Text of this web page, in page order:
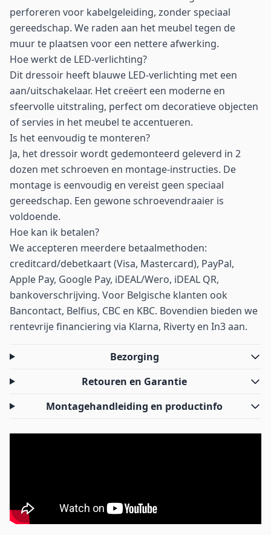
perforeren voor kabelgeleiding, zonder speciaal
gereedschap. We raden aan het meubel tegen de
muur te plaatsen voor een nettere afwerking.
Hoe werkt de LED-verlichting?
Dit dressoir heeft blauwe LED-verlichting met een
aan/uitschakelaar. Het creëert een moderne en
sfeervolle uitstraling, perfect om decoratieve objecten
of servies in het meubel te accentueren.
Is het eenvoudig te monteren?
Ja, het dressoir wordt gedemonteerd geleverd in 2
dozen met schroeven en montage-instructies. De
montage is eenvoudig en vereist geen speciaal
gereedschap. Een gewone schroevendraaier is
voldoende.
Hoe kan ik betalen?
We accepteren meerdere betaalmethoden:
creditcard/debetkaart (Visa, Mastercard), PayPal,
Apple Pay, Google Pay, iDEAL/Wero, iDEAL QR,
bankoverschrijving. Voor Belgische klanten ook
Bancontact, Belfius, CBC en KBC. Bovendien bieden we
rentevrije financiering via Klarna, Riverty en In3 aan.
Bezorging
Retouren en Garantie
Montagehandleiding en productinfo